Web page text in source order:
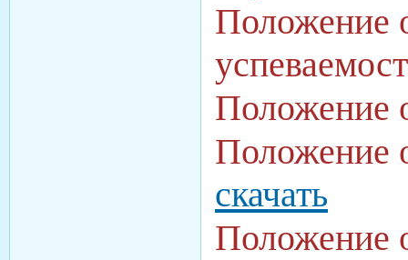
Положение
Положение
Положение
скачать
Положение